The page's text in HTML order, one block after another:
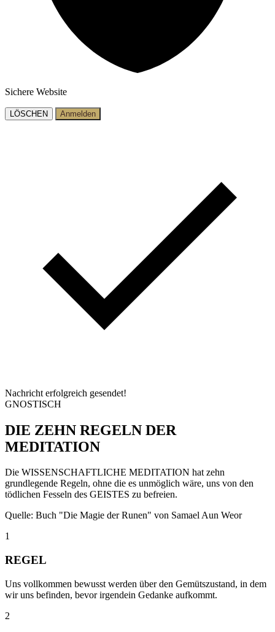
Sichere Website
LÖSCHEN Anmelden
Nachricht erfolgreich gesendet!
GNOSTISCH
DIE ZEHN REGELN DER
MEDITATION
Die WISSENSCHAFTLICHE MEDITATION hat zehn
grundlegende Regeln, ohne die es unmöglich wäre, uns von den
tödlichen Fesseln des GEISTES zu befreien.
Quelle: Buch "Die Magie der Runen" von Samael Aun Weor
1
REGEL
Uns vollkommen bewusst werden über den Gemütszustand, in dem
wir uns befinden, bevor irgendein Gedanke aufkommt.
2